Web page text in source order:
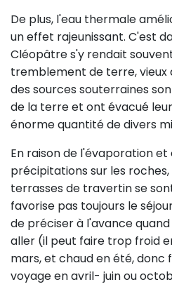
De plus, l'eau thermale
un effet rajeunissant. C'est
Cléopâtre s'y rendait
tremblement de terre, vieux
des sources souterraines
de la terre et ont évacué
énorme quantité de divers
En raison de l'évaporation
précipitations sur les
terrasses de travertin se
favorise pas toujours le
de préciser à l'avance
aller (il peut faire trop froid
mars, et chaud en été, donc
voyage en avril- juin ou